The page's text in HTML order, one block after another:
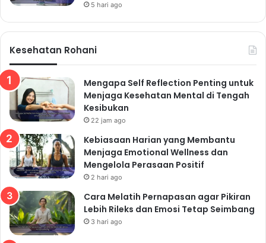
5 hari ago
Kesehatan Rohani
Mengapa Self Reflection Penting untuk
Menjaga Kesehatan Mental di Tengah
Kesibukan
22 jam ago
Kebiasaan Harian yang Membantu
Menjaga Emotional Wellness dan
Mengelola Perasaan Positif
2 hari ago
Cara Melatih Pernapasan agar Pikiran
Lebih Rileks dan Emosi Tetap Seimbang
3 hari ago